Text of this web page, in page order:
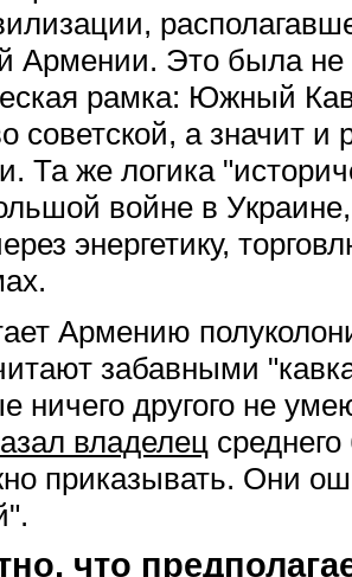
Армении. Это была не
рамка: Южный
советской, а значит и
Та же логика
войне в
энергетику,
Армению
забавными
ничего другого не
владелец
приказывать. Они
что